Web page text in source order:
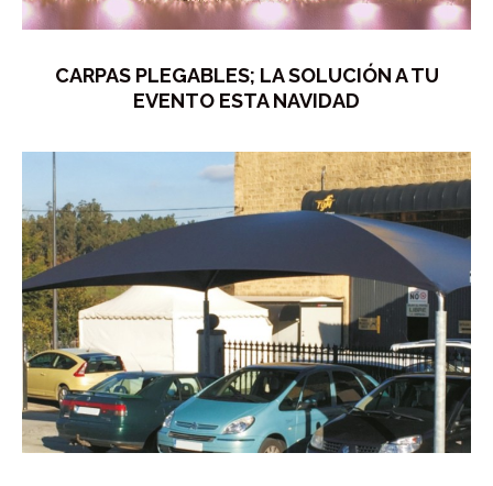
CARPAS PLEGABLES; LA SOLUCIÓN A TU
EVENTO ESTA NAVIDAD